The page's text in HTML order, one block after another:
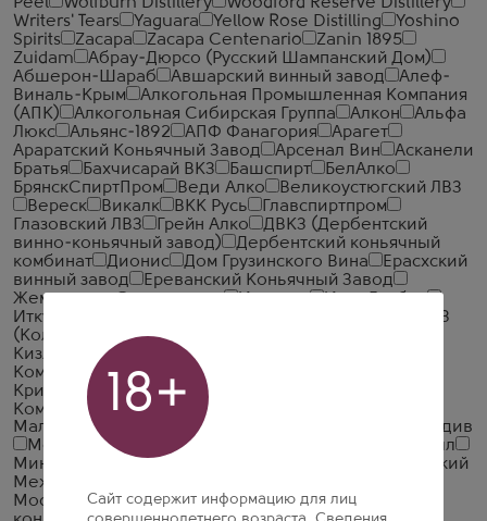
Writers' Tears
Yaguara Yellow Rose Distilling
Yoshino
Spirits
Zacapa Zacapa Centenario
Zanin 1895
Zuidam
Абрау-Дюрсо (Русский Шампанский Дом)
Абшерон-Шараб
Авшарский винный завод
Алеф-
Виналь-Крым
Алкогольная Промышленная Компания
(АПК)
Алкогольная Сибирская Группа Алкон
Альфа
Люкс
Альянс-1892 АПФ Фанагория
Арагет
Араратский Коньячный Завод
Арсенал Вин
Асканели
Братья
Бахчисарай ВКЗ Башспирт
БелАлко
БрянскСпиртПром
Веди Алко
Великоустюгский ЛВЗ
Вереск
Викалк ВКК Русь
Главспиртпром
Глазовский ЛВЗ
Грейн Алко
ДВКЗ (Дербентский
винно-коньячный завод)
Дербентский коньячный
комбинат
Дионис Дом Грузинского Вина
Ерасхский
винный завод
Ереванский Коньячный Завод
Жемчужина Ставрополья
Иткульский спиртзавод
КВКЗ
(Коломенский винно-коньячный завод)
Кизлярский коньячный завод
Компания Алкогольных Напитков Алаверди
Кристалл-Лефортово ГК
Компания
Ладога
ЛВЗ Московский
Малиновщизненский Спиртоводочный Завод Аквадив
Мердзаванский коньячный завод
Минск Кристалл
Минский завод виноградных вин
ММВЗ (Московский
Межреспубликанский Винодельческий Завод)
Московский завод Кристалл
Мргашен Винно-
18+
Сайт содержит информацию для лиц